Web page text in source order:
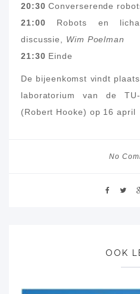
20:30Converserende
21:00 Robots en
discussie, Wim Poelman
21:30 Einde
De bijeenkomst vindt
laboratorium van de
(Robert Hooke) op 16 april
No
OOK